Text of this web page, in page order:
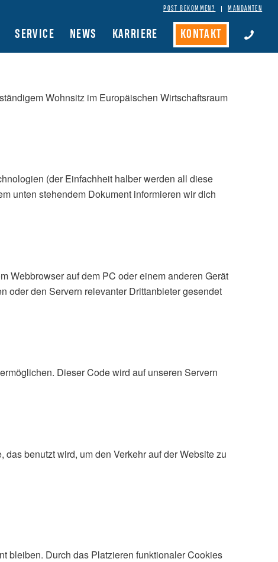
POST BEKOMMEN? MANDANTEN
SERVICE NEWS KARRIERE KONTAKT
Wohnsitz im Europäischen Wirtschaftsraum
(der Einfachheit halber werden all diese
unten stehendem Dokument informieren wir dich
Webbrowser auf dem PC oder einem anderen Gerät
oder den Servern relevanter Drittanbieter gesendet
Dieser Code wird auf unseren Servern
benutzt wird, um den Verkehr auf der Website zu
bleiben. Durch das Platzieren funktionaler Cookies